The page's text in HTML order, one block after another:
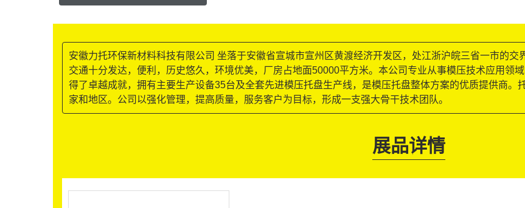
安徽力托环保新材料科技有限公司 坐落于安徽省宣城市宣州区黄渡经济开发区，处江浙沪皖三省一市的
交通十分发达，便利，历史悠久，环境优美，厂房占地面50000平方米。本公司专业从事模压技术应用领
得了卓越成就，拥有主要生产设备35台及全套先进模压托盘生产线，是模压托盘整体方案的优质提供商。
家和地区。公司以强化管理，提高质量，服务客户为目标，形成一支强大骨干技术团队。
展品详情